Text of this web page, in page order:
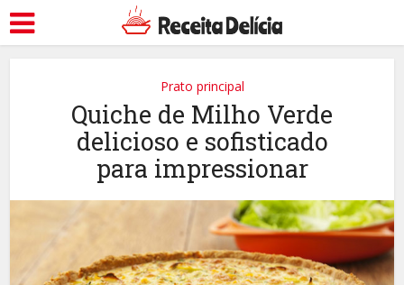
Prato principal
Quiche de Milho Verde
delicioso e sofisticado
para impressionar